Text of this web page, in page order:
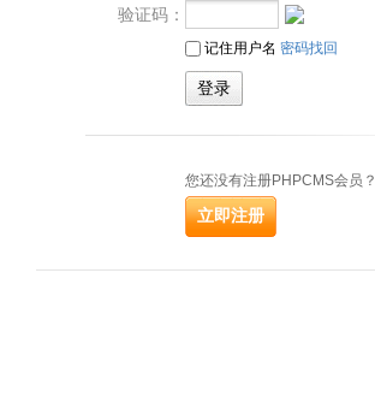
验证码：
记住用户名 密码找回
您还没有注册PHPCMS会员？